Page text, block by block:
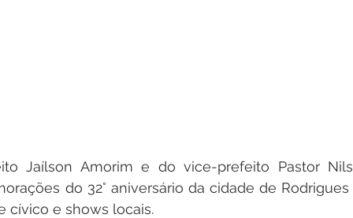
Jaílson Amorim e do vice-prefeito Pastor
do 32° aniversário da cidade de
cívico e shows locais.